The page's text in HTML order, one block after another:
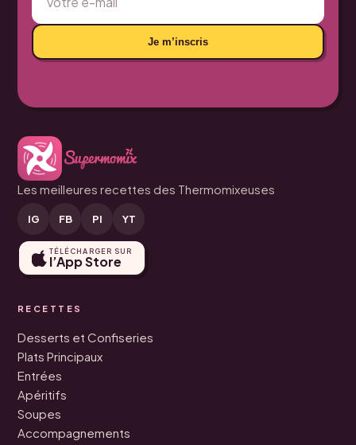
Je m’inscris
Les meilleures recettes des Thermomixeuses
IG FB PI YT
TÉLÉCHARGER SUR
l’App Store
RECETTES
Desserts et Confiseries
Plats Principaux
Entrées
Apéritifs
Soupes
Accompagnements